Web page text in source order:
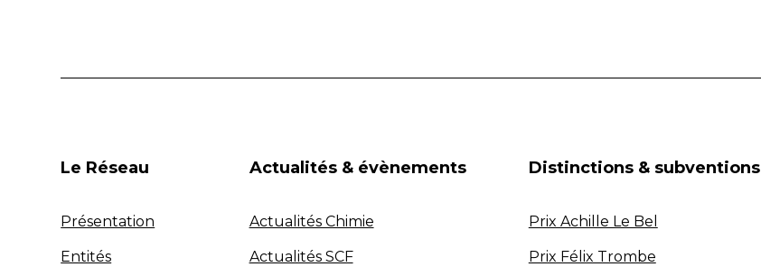
Le Réseau
Présentation
Entités
Actualités & évènements
Actualités Chimie
Actualités SCF
Distinctions & subventions
Prix Achille Le Bel
Prix Félix Trombe